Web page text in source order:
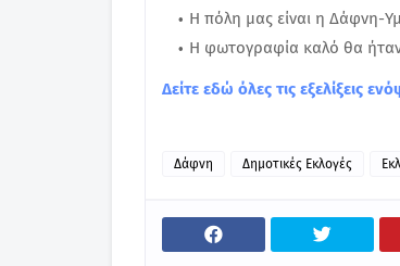
Η πόλη μας είναι η Δάφνη-
Η φωτογραφία καλό θα ήταν
Δείτε εδώ όλες τις εξελίξεις
Δάφνη Δημοτικές Εκλογές